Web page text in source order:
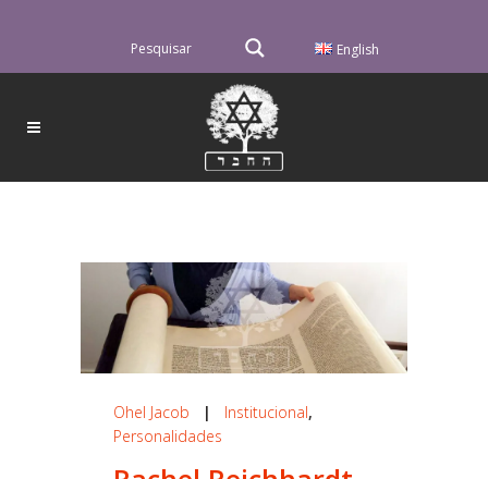
English
Ohel Jacob | Institucional,
Personalidades